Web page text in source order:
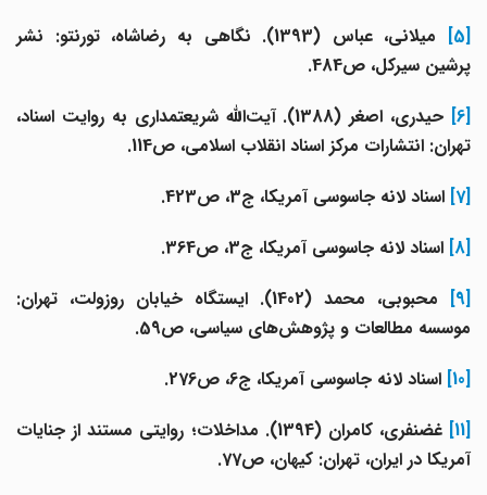
[5]
میلانی، عباس (1393). نگاهی به رضاشاه، تورنتو: نشر
پرشین سیرکل، ص484.
حیدری، اصغر (1388). آیت‌الله شریعتمداری به روایت اسناد،
تهران: انتشارات مرکز اسناد انقلاب اسلامی، ص114.
[7]اسناد لانه جاسوسی آمریکا، ج3، ص423.
[8]اسناد لانه جاسوسی آمریکا، ج3، ص364.
[9]
محبوبی، محمد (1402). ایستگاه خیابان روزولت، تهران:
موسسه مطالعات و پژوهش‌های سیاسی، ص59.
[10]اسناد لانه جاسوسی آمریکا، ج6، ص276.
[11]
غضنفری، کامران (1394). مداخلات؛ روایتی مستند از جنایات
آمریکا در ایران، تهران: کیهان، ص77.